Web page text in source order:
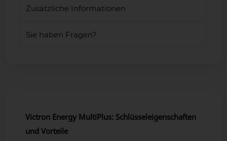
Zusätzliche Informationen
Sie haben Fragen?
Victron Energy MultiPlus: Schlüsseleigenschaften
und Vorteile